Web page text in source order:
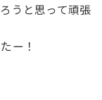
うと思って頑張
ー！